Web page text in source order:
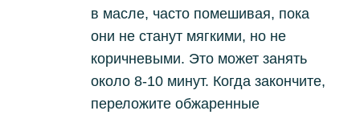
в масле, часто помешивая, пока
они не станут мягкими, но не
коричневыми. Это может занять
около 8-10 минут. Когда закончите,
переложите обжаренные